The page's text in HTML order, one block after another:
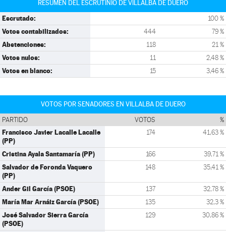
RESUMEN DEL ESCRUTINIO DE VILLALBA DE DUERO
Escrutado: 100 %
Votos contabilizados: 444 79 %
Abstenciones: 118 21 %
Votos nulos: 11 2,48 %
Votos en blanco: 15 3,46 %
VOTOS POR SENADORES EN VILLALBA DE DUERO
PARTIDO VOTOS %
Francisco Javier Lacalle Lacalle
(PP)
174 41,63 %
Cristina Ayala Santamaría (PP) 166 39,71 %
Salvador de Foronda Vaquero
(PP)
148 35,41 %
Ander Gil García (PSOE) 137 32,78 %
María Mar Arnáiz García (PSOE) 135 32,3 %
José Salvador Sierra García
(PSOE)
129 30,86 %